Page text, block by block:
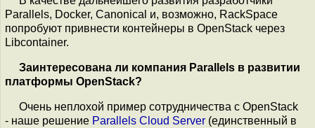
Parallels, Docker, Canonical и, возможно, RackSpace
попробуют привнести контейнеры в OpenStack через
Libcontainer.
Заинтересована ли компания Parallels в развитии
платформы OpenStack?
Очень неплохой пример сотрудничества с OpenStack
- наше решение Parallels Cloud Server (единственный в